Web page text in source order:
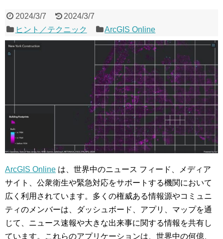
2024/3/7
2024/3/7
ヒント／テクニック
ArcGIS Online
ArcGIS Online は、世界中のニュース フィード、メディア
サイト、公衆衛生や緊急対応をサポートする機関において
広く利用されています。多くの権威ある情報源やコミュニ
ティのメンバーは、ダッシュボード、アプリ、マップを通
じて、ニュース速報や大きな出来事に関する情報を共有し
ています。これらのアプリケーションは、世界中の何億、